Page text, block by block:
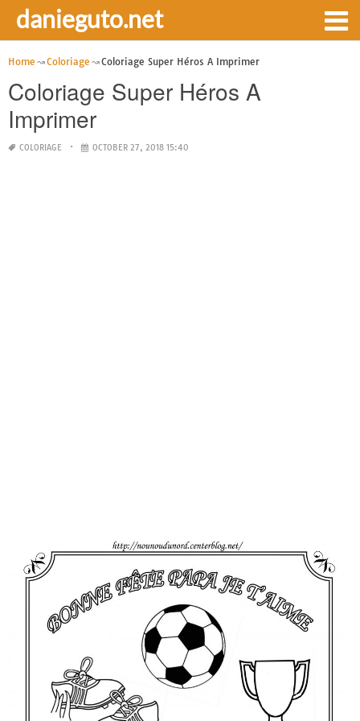
danieguto.net
Home Coloriage Coloriage Super Héros A Imprimer
Coloriage Super Héros A
Imprimer
COLORIAGE OCTOBER 27, 2018 15:40